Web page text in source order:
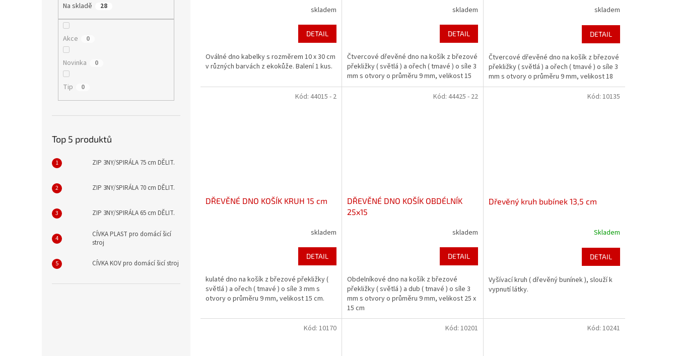
Na skladě 28
Akce 0
Novinka 0
Tip 0
Top 5 produktů
ZIP 3NY/SPIRÁLA 75 cm DĚLIT.
ZIP 3NY/SPIRÁLA 70 cm DĚLIT.
ZIP 3NY/SPIRÁLA 65 cm DĚLIT.
CÍVKA PLAST pro domácí šicí
stroj
CÍVKA KOV pro domácí šicí stroj
skladem
DETAIL
Oválné dno kabelky s rozměrem 10 x 30 cm
v různých barvách z ekokůže. Balení 1 kus.
skladem
DETAIL
Čtvercové dřevěné dno na košík z březové
překližky ( světlá ) a ořech ( tmavé ) o síle 3
mm s otvory o průměru 9 mm, velikost 15
skladem
DETAIL
Čtvercové dřevěné dno na košík z březové
překližky ( světlá ) a ořech ( tmavé ) o síle 3
mm s otvory o průměru 9 mm, velikost 18
DŘEVĚNÉ DNO KOŠÍK KRUH 15 cm
skladem
DETAIL
kulaté dno na košík z březové překližky (
světlá ) a ořech ( tmavé ) o síle 3 mm s
otvory o průměru 9 mm, velikost 15 cm.
Kód: 44015 - 2
DŘEVĚNÉ DNO KOŠÍK OBDÉLNÍK
25x15
skladem
DETAIL
Obdelníkové dno na košík z březové
překližky ( světlá ) a dub ( tmavé ) o síle 3
mm s otvory o průměru 9 mm, velikost 25 x
15 cm
Kód: 44425 - 22
Dřevěný kruh bubínek 13,5 cm
Skladem
DETAIL
Vyšívací kruh ( dřevěný bunínek ), slouží k
vypnutí látky.
Kód: 10135
Kód: 10170 Kód: 10201 Kód: 10241